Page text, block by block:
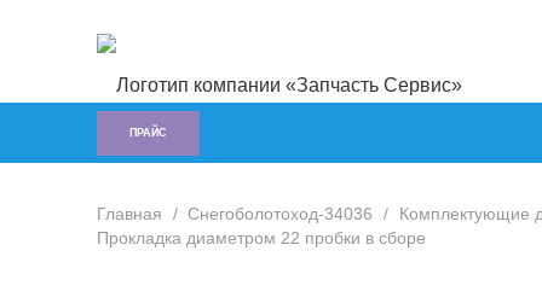
ПРАЙС
Главная / Снегоболотоход-34036 /
Комплектующие
Прокладка диаметром 22 пробки в сборе